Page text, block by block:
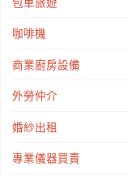
咖啡機
商業廚房設備
外勞仲介
婚紗出租
專業儀器買賣